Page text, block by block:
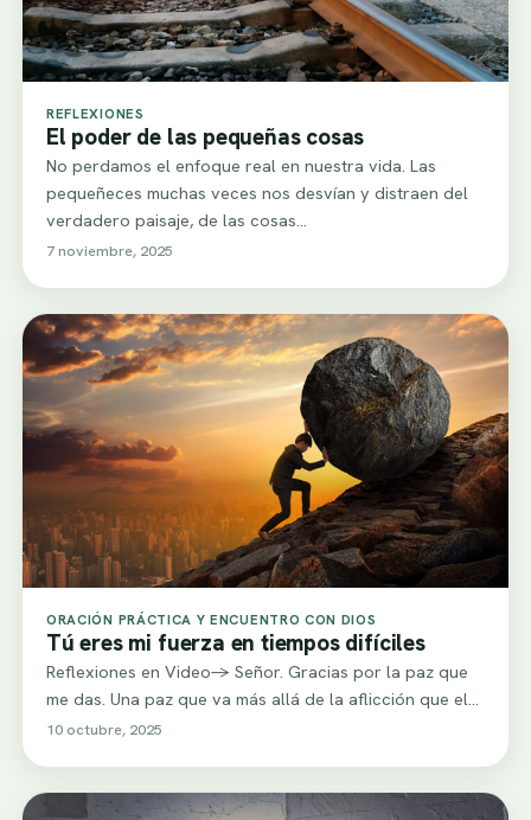
REFLEXIONES
El poder de las pequeñas cosas
No perdamos el enfoque real en nuestra vida. Las
pequeñeces muchas veces nos desvían y distraen del
verdadero paisaje, de las cosas…
7 noviembre, 2025
ORACIÓN PRÁCTICA Y ENCUENTRO CON DIOS
Tú eres mi fuerza en tiempos difíciles
Reflexiones en Video-> Señor. Gracias por la paz que
me das. Una paz que va más allá de la aflicción que el…
10 octubre, 2025